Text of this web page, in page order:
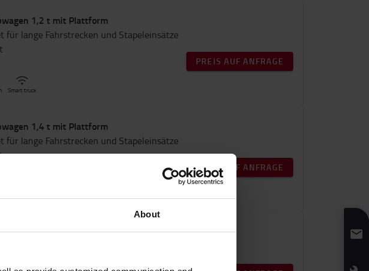
About
1,2 t mit Plattform
für lange Fahrstrecken und Stapeleinsätze
Smart truck
PREIS AUF ANFRAGE
1,4 t mit Plattform
für lange Fahrstrecken und Stapeleinsätze
PREIS AUF ANFRAGE
1,6 t mit optionaler Plattform
für lange Fahrstrecken und Stapeleinsätze